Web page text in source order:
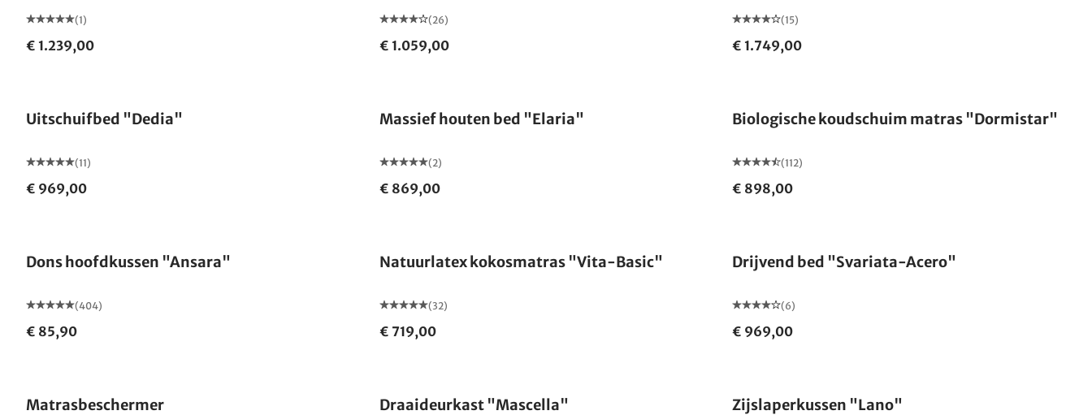
(1)
€ 1.239,00
(26)
€ 1.059,00
(15)
€ 1.749,00
Uitschuifbed "Dedia"
(11)
€ 969,00
Massief houten bed "Elaria"
(2)
€ 869,00
Biologische koudschuim matras "Dormistar"
(112)
€ 898,00
Dons hoofdkussen "Ansara"
(404)
€ 85,90
Natuurlatex kokosmatras "Vita-Basic"
(32)
€ 719,00
Drijvend bed "Svariata-Acero"
(6)
€ 969,00
Matrasbeschermer Draaideurkast "Mascella" Zijslaperkussen "Lano"